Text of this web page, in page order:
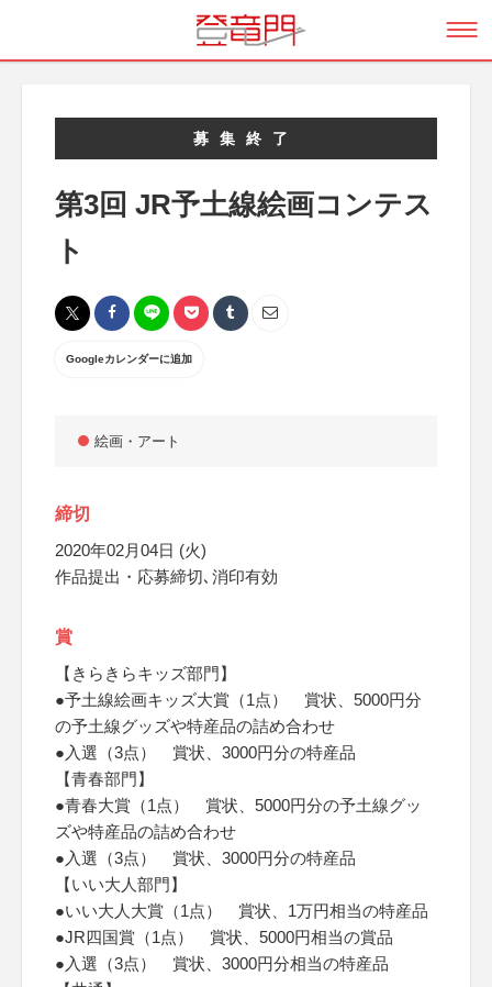
募集終了
第3回 JR予土線絵画コンテス
ト
Googleカレンダーに追加
絵画・アート
締切
2020年02月04日 (火)
作品提出・応募締切､消印有効
賞
【きらきらキッズ部門】
●予土線絵画キッズ大賞（1点） 賞状、5000円分
の予土線グッズや特産品の詰め合わせ
●入選（3点） 賞状、3000円分の特産品
【青春部門】
●青春大賞（1点） 賞状、5000円分の予土線グッ
ズや特産品の詰め合わせ
●入選（3点） 賞状、3000円分の特産品
【いい大人部門】
●いい大人大賞（1点） 賞状、1万円相当の特産品
●JR四国賞（1点） 賞状、5000円相当の賞品
●入選（3点） 賞状、3000円分相当の特産品